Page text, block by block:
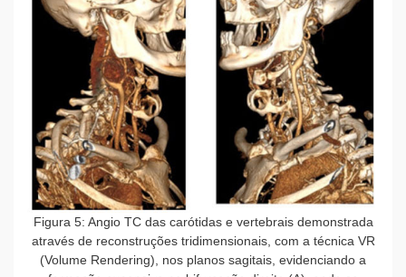
Figura 5: Angio TC das carótidas e vertebrais demonstrada
através de reconstruções tridimensionais, com a técnica VR
(Volume Rendering), nos planos sagitais, evidenciando a